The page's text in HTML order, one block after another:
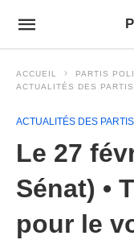
ACCUEIL
PARTIS
ACTUALITÉS DES
ACTUALITÉS DES
Le 27
Sénat) •
pour le